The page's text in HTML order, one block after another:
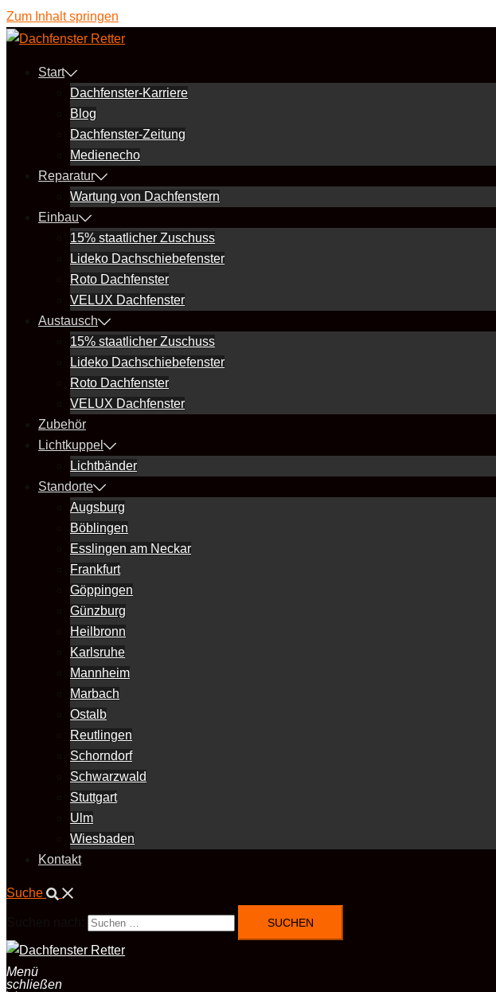
Zum Inhalt springen
Start
Dachfenster-Karriere
Blog
Dachfenster-Zeitung
Medienecho
Reparatur
Wartung von Dachfenstern
Einbau
15% staatlicher Zuschuss
Lideko Dachschiebefenster
Roto Dachfenster
VELUX Dachfenster
Austausch
15% staatlicher Zuschuss
Lideko Dachschiebefenster
Roto Dachfenster
VELUX Dachfenster
Zubehör
Lichtkuppel
Lichtbänder
Standorte
Augsburg
Böblingen
Esslingen am Neckar
Frankfurt
Göppingen
Günzburg
Heilbronn
Karlsruhe
Mannheim
Marbach
Ostalb
Reutlingen
Schorndorf
Schwarzwald
Stuttgart
Ulm
Wiesbaden
Kontakt
Suche
Menü
schließen